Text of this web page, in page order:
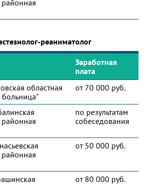
районная
реаниматолог
Заработная
плата
областная
больница"
от 70 000 руб.
районная
по результатам
собеседования
районная
от 50 000 руб.
от 80 000 руб.